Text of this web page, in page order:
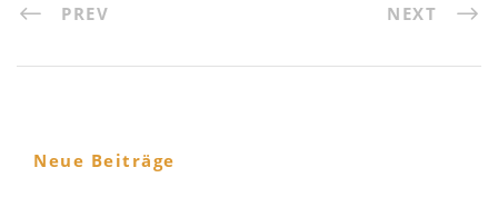
PREV NEXT
Neue Beiträge